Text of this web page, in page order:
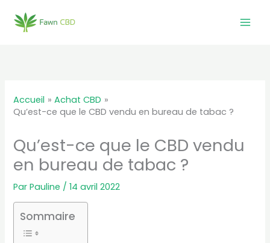
contenu
Accueil
Achat CBD
Qu’est-ce que le CBD vendu en bureau de tabac ?
Qu’est-ce que le CBD vendu
en bureau de tabac ?
ParPauline /14 avril 2022
Sommaire